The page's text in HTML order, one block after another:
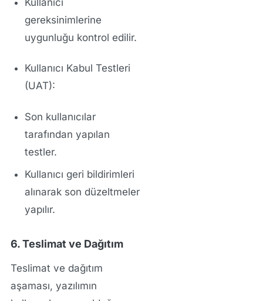
gereksinimlerine
uygunluğu kontrol edilir.
Kullanıcı Kabul Testleri
(UAT):
Son kullanıcılar
tarafından yapılan
testler.
Kullanıcı geri bildirimleri
alınarak son düzeltmeler
yapılır.
6. Teslimat ve Dağıtım
Teslimat ve dağıtım
aşaması, yazılımın